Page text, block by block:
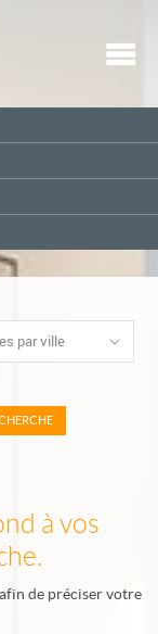
par ville
à vos
de préciser votre